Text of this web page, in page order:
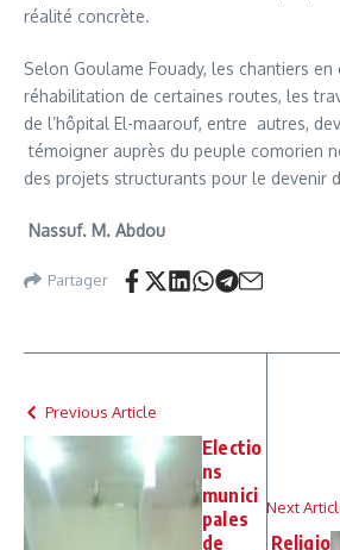
réalité concrète.
Selon Goulame Fouady, les chantiers
réhabilitation de certaines routes, les
de l’hôpital El-maarouf, entre autres,
témoigner auprès du peuple comorien
des projets structurants pour le devenir
Nassuf. M. Abdou
Partager
Previous Article
Electio
ns
munici
pales
de
Next
Religio